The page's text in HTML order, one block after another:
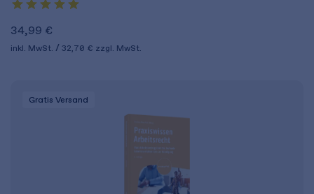
34,99 €
inkl. MwSt. 32,70 € zzgl. MwSt.
Gratis Versand